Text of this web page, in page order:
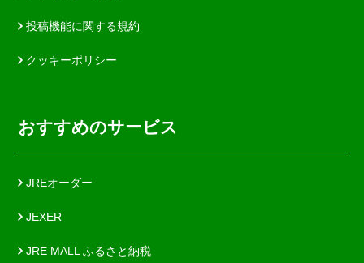
投稿機能に関する規約
クッキーポリシー
おすすめのサービス
JREオーダー
JEXER
JRE MALL ふるさと納税